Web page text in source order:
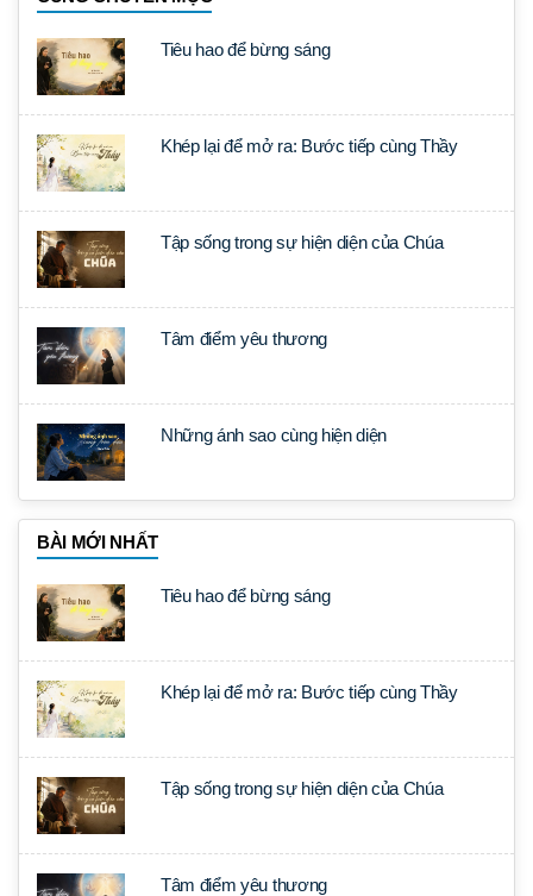
Tiêu hao để bừng sáng
Khép lại để mở ra: Bước tiếp cùng Thầy
Tập sống trong sự hiện diện của Chúa
Tâm điểm yêu thương
Những ánh sao cùng hiện diện
BÀI MỚI NHẤT
Tiêu hao để bừng sáng
Khép lại để mở ra: Bước tiếp cùng Thầy
Tập sống trong sự hiện diện của Chúa
Tâm điểm yêu thương